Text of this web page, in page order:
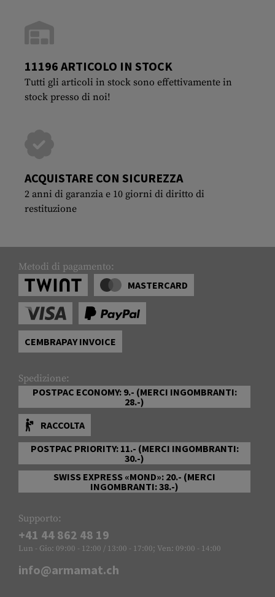
11196 ARTICOLO IN STOCK
Tutti gli articoli in stock sono effettivamente in
stock presso di noi!
ACQUISTARE CON SICUREZZA
2 anni di garanzia e 10 giorni di diritto di
restituzione
Metodi di pagamento:
MASTERCARD
CEMBRAPAY INVOICE
Spedizione:
POSTPAC ECONOMY: 9.- (MERCI INGOMBRANTI:
28.-)
RACCOLTA
POSTPAC PRIORITY: 11.- (MERCI INGOMBRANTI:
30.-)
SWISS EXPRESS «MOND»: 20.- (MERCI
INGOMBRANTI: 38.-)
Supporto:
+41 44 862 48 19
Lun - Gio: 09:00 - 12:00 / 13:00 - 17:00; Ven: 09:00 - 14:00
info@armamat.ch